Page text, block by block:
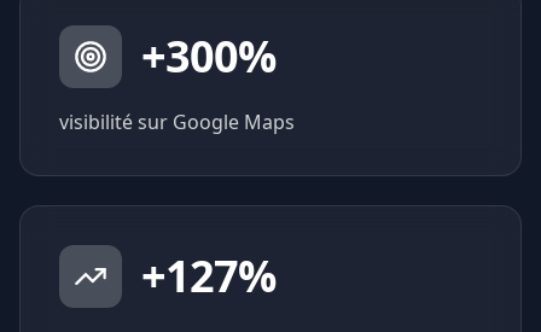
+300%
visibilité sur Google Maps
+127%